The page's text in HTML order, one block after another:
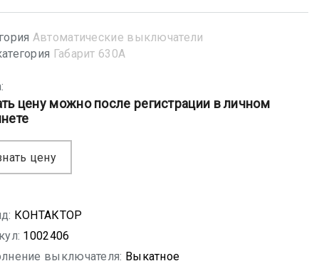
Автоматические выключатели
Габарит 630А
цену можно после регистрации в личном
цену
КОНТАКТОР
1002406
выключателя: Выкатное